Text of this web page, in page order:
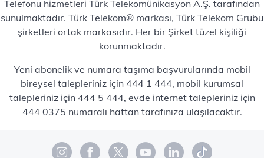
Telefonu hizmetleri Türk Telekomünikasyon A.Ş. tarafından
sunulmaktadır. Türk Telekom® markası, Türk Telekom Grubu
şirketleri ortak markasıdır. Her bir Şirket tüzel kişiliği
korunmaktadır.
Yeni abonelik ve numara taşıma başvurularında mobil
bireysel talepleriniz için 444 1 444, mobil kurumsal
talepleriniz için 444 5 444, evde internet talepleriniz için
444 0375 numaralı hattan tarafınıza ulaşılacaktır.